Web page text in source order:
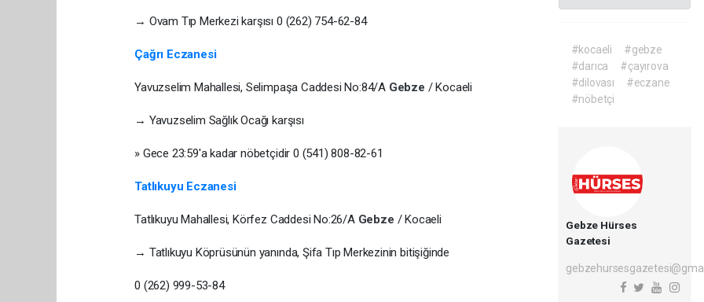
→ Ovam Tıp Merkezi karşısı 0 (262) 754-62-84
Çağrı Eczanesi
Yavuzselim Mahallesi, Selimpaşa Caddesi No:84/A Gebze / Kocaeli
→ Yavuzselim Sağlık Ocağı karşısı
» Gece 23:59'a kadar nöbetçidir 0 (541) 808-82-61
Tatlıkuyu Eczanesi
Tatlıkuyu Mahallesi, Körfez Caddesi No:26/A Gebze / Kocaeli
→ Tatlıkuyu Köprüsünün yanında, Şifa Tıp Merkezinin bitişiğinde
0 (262) 999-53-84
#kocaeli
#gebze
#darıca
#çayırova
#dilovası
#eczane
#nöbetçi
Gebze Hürses
Gazetesi